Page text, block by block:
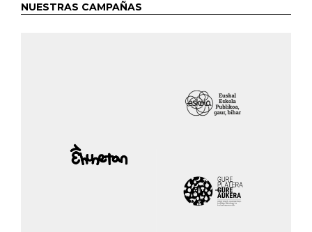
NUESTRAS CAMPAÑAS